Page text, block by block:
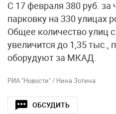
С 17 февраля 380 руб. за
парковку на 330 улицах
Общее количество улиц
увеличится до 1,35 тыс.,
оборудуют за МКАД.
РИА "Новости" / Нина Зотина
ОБСУДИТЬ